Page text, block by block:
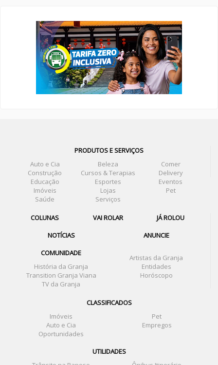
PRODUTOS E SERVIÇOS
Auto e Cia
Beleza
Comer
Construção
Cursos & Terapias
Delivery
Educação
Esportes
Eventos
Imóveis
Lojas
Pet
Saúde
Serviços
COLUNAS VAI ROLAR
JÁ ROLOU
NOTÍCIAS
ANUNCIE
COMUNIDADE
Artistas da Granja
História da Granja
Entidades
Transition Granja Viana
Horóscopo
TV da Granja
CLASSIFICADOS
Imóveis
Pet
Auto e Cia
Empregos
Oportunidades
UTILIDADES